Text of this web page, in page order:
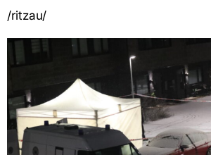
/ritzau/